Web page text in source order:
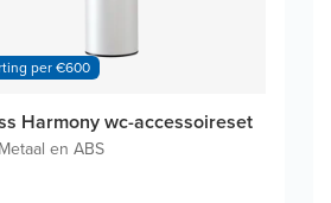
per €600
Harmony wc-accessoireset
Metaal en ABS